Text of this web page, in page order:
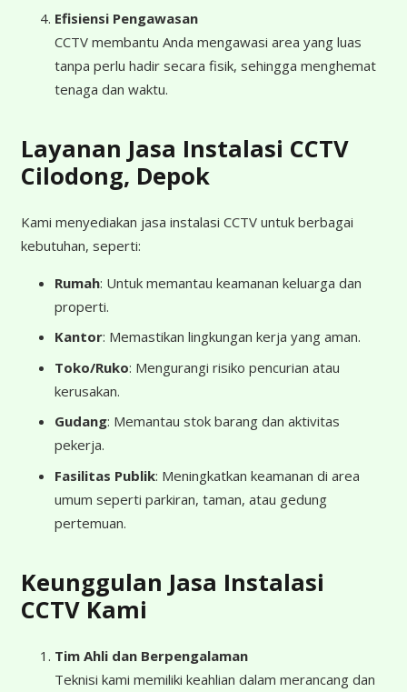
Efisiensi Pengawasan
CCTV membantu Anda mengawasi area yang luas
tanpa perlu hadir secara fisik, sehingga menghemat
tenaga dan waktu.
Layanan Jasa Instalasi CCTV
Cilodong, Depok
Kami menyediakan jasa instalasi CCTV untuk berbagai
kebutuhan, seperti:
Rumah: Untuk memantau keamanan keluarga dan
properti.
Kantor: Memastikan lingkungan kerja yang aman.
Toko/Ruko: Mengurangi risiko pencurian atau
kerusakan.
Gudang: Memantau stok barang dan aktivitas
pekerja.
Fasilitas Publik: Meningkatkan keamanan di area
umum seperti parkiran, taman, atau gedung
pertemuan.
Keunggulan Jasa Instalasi
CCTV Kami
Tim Ahli dan Berpengalaman
Teknisi kami memiliki keahlian dalam merancang dan